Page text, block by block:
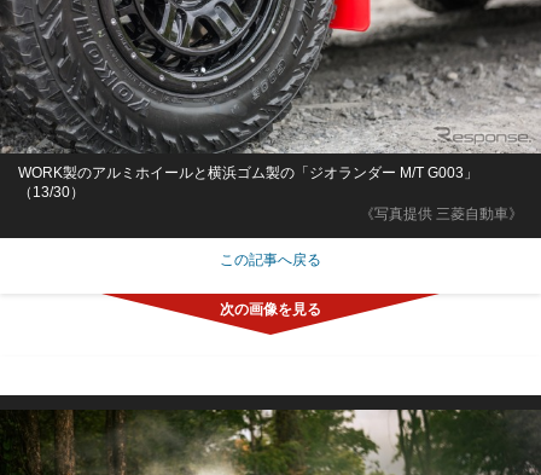
《写真提供 三菱自動車》
WORK製のアルミホイールと横浜ゴム製の「ジオランダー M/T G003」
（13/30）
この記事へ戻る